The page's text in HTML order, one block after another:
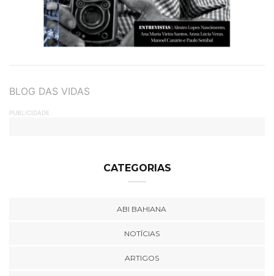
TAGS
BLOG DAS VIDAS
PUBLICIDADE
CATEGORIAS
ABI BAHIANA
NOTÍCIAS
ARTIGOS